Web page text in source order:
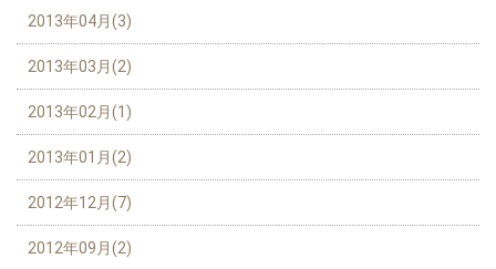
2013年04月(3)
2013年03月(2)
2013年02月(1)
2013年01月(2)
2012年12月(7)
2012年09月(2)